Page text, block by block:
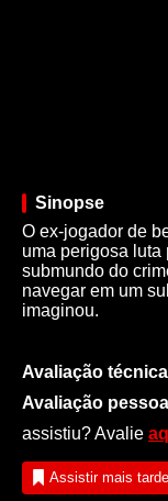
Sinopse
O ex-jogador de
uma perigosa
submundo do
navegar em um
imaginou.
Avaliação
Avaliação
assistiu? Avalie
Assistir mais tarde